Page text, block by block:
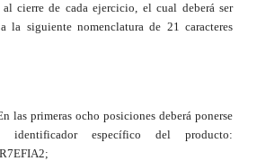
cierre de cada ejercicio, el cual deberá ser
la siguiente nomenclatura de 21 caracteres
las primeras ocho posiciones deberá ponerse
identificador específico del producto: